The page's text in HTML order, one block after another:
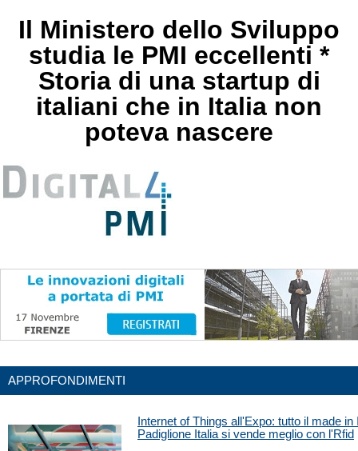
Il Ministero dello Sviluppo
studia le PMI eccellenti *
Storia di una startup di
italiani che in Italia non
poteva nascere
APPROFONDIMENTI
Internet of Things all'Expo: tutto il made in
Padiglione Italia si vende meglio con l'Rfid